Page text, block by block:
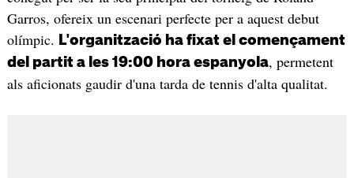
Garros, ofereix un escenari perfecte per a aquest debut
olímpic.
L'organització ha fixat el començament
del partit a les 19:00 hora espanyola, permetent
als aficionats gaudir d'una tarda de tennis d'alta qualitat.